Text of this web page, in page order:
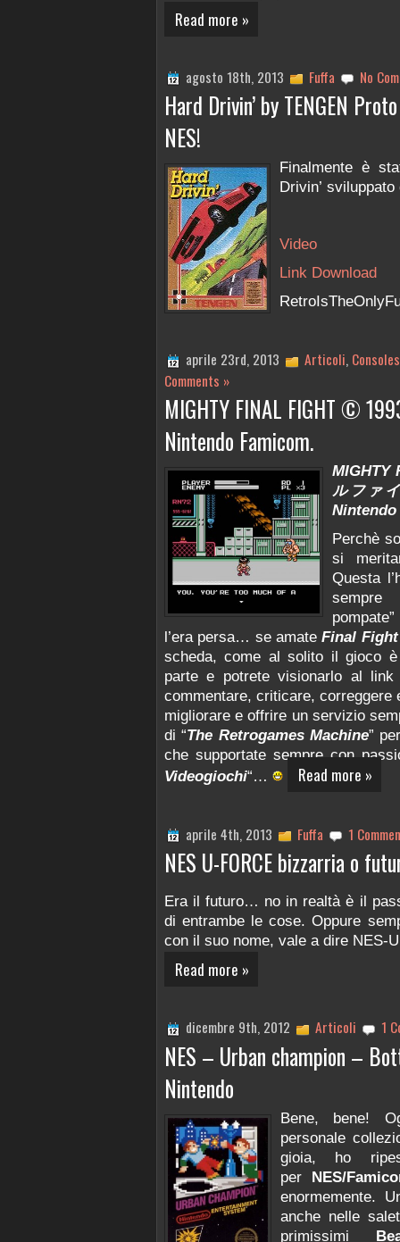
Read more »
agosto 18th, 2013 Fuffa No
Hard Drivin’ by TENGEN
NES!
Finalmente è
Drivin’
Video
Link Download
aprile 23rd, 2013 Articoli, Consoles
Comments »
MIGHTY FINAL FIGHT ©
Nintendo Famicom.
MIGHTY
ルファ
Perchè
si
Questa
sempre
l’era persa… se amateFinal Fight
scheda, come al solito il gioco
parte e potrete visionarlo al
commentare, criticare,
migliorare e offrire un servizio
di “The Retrogames Machine”
che supportate sempre con
Videogiochi“… Read more »
aprile 4th, 2013 Fuffa 1
NES U-FORCE bizzarria o
Era il futuro… no in realtà è il
di entrambe le cose. Oppure
con il suo nome, vale a dire NES-
Read more »
dicembre 9th, 2012 Articoli 1
NES – Urban champion –
Nintendo
Bene, bene!
personale
gioia, ho
per NES/
enormemente.
anche nelle
primissimi